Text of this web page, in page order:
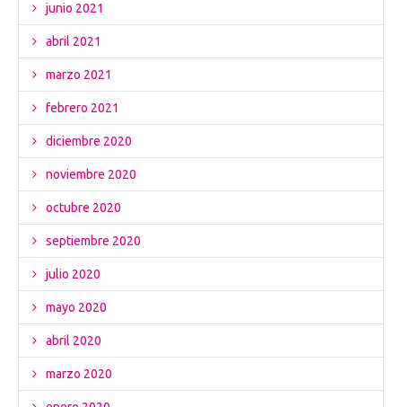
junio 2021
abril 2021
marzo 2021
febrero 2021
diciembre 2020
noviembre 2020
octubre 2020
septiembre 2020
julio 2020
mayo 2020
abril 2020
marzo 2020